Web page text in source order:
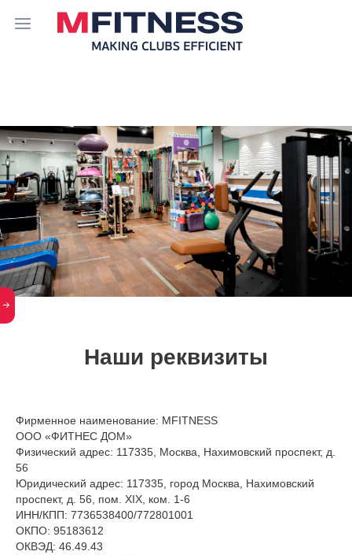
Наши реквизиты
Фирменное наименование: MFITNESS
ООО «ФИТНЕС ДОМ»
Физический адрес: 117335, Москва, Нахимовский проспект, д.
56
Юридический адрес: 117335, город Москва, Нахимовский
проспект, д. 56, пом. XIX, ком. 1-6
ИНН/КПП: 7736538400/772801001
ОКПО: 95183612
ОКВЭД: 46.49.43